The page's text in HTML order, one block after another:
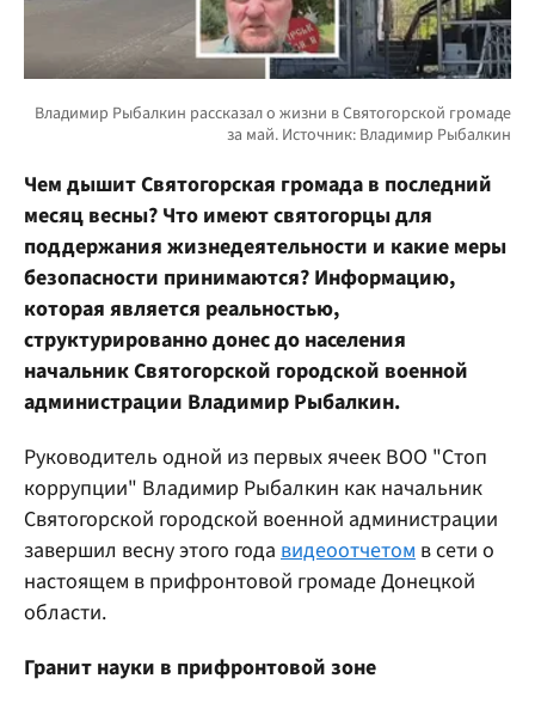
Чем дышит Святогорская громада в последний
месяц весны? Что имеют святогорцы для
поддержания жизнедеятельности и какие меры
безопасности принимаются? Информацию,
которая является реальностью,
структурированно донес до населения
начальник Святогорской городской военной
администрации Владимир Рыбалкин.
Руководитель одной из первых ячеек ВОО "Стоп
коррупции" Владимир Рыбалкин как начальник
Святогорской городской военной администрации
завершил весну этого года видеоотчетом в сети о
настоящем в прифронтовой громаде Донецкой
области.
Гранит науки в прифронтовой зоне